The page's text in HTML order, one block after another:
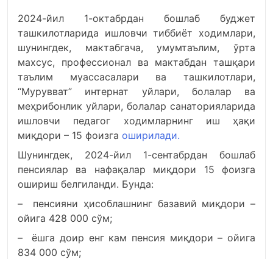
2024-йил 1-октабрдан бошлаб буджет
ташкилотларида ишловчи тиббиёт ходимлари,
шунингдек, мактабгача, умумтаълим, ўрта
махсус, профессионал ва мактабдан ташқари
таълим муассасалари ва ташкилотлари,
“Мурувват” интернат уйлари, болалар ва
меҳрибонлик уйлари, болалар санаторияларида
ишловчи педагог ходимларнинг иш ҳақи
миқдори – 15 фоизга оширилади.
Шунингдек, 2024-йил 1-сентабрдан бошлаб
пенсиялар ва нафақалар миқдори 15 фоизга
ошириш белгиланди. Бунда:
– пенсияни ҳисоблашнинг базавий миқдори –
ойига 428 000 сўм;
– ёшга доир енг кам пенсия миқдори – ойига
834 000 сўм;